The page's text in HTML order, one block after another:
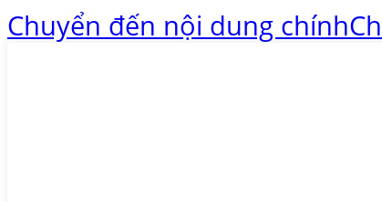
Chuyển đến nội dung chính